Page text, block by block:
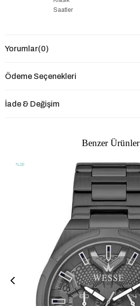
Saatler
Yorumlar(0)
Ödeme Seçenekleri
İade & Değişim
Benzer Ürünler
%20